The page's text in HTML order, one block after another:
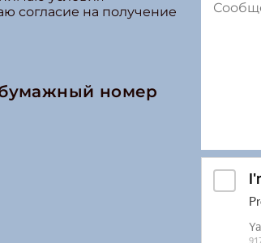
согласие на получение
номер